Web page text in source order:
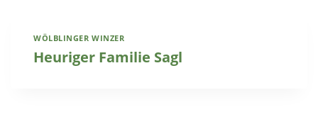
WÖLBLINGER WINZER
Heuriger Familie Sagl